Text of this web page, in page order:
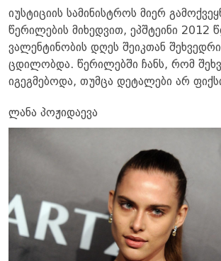
იუსტიციის სამინისტროს მიერ
წერილების მიხედვით, ეპშტეინი 2012
ვალენტინობის დღეს შეიკთან
ცდილობდა. წერილებში ჩანს, რომ
იგეგმებოდა, თუმცა დეტალები არ
ლანა პოჟიდაევა